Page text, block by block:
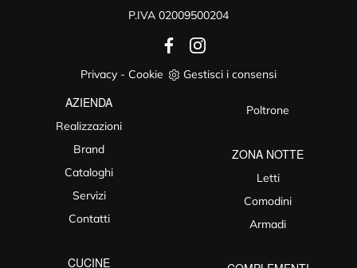
P.IVA 02009500204
Privacy - Cookie Gestisci i consensi
AZIENDA
Realizzazioni
Brand
Cataloghi
Servizi
Contatti
CUCINE
Poltrone
ZONA NOTTE
Letti
Comodini
Armadi